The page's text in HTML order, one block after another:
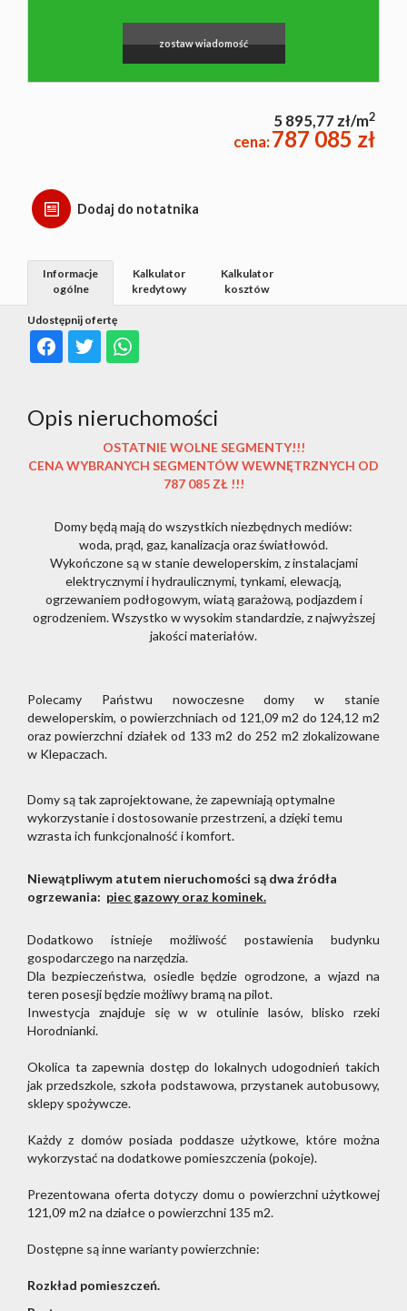
zostaw wiadomość
5 895,77 zł/m2
cena:787 085 zł
Dodaj do notatnika
Udostępnij ofertę
Informacje
ogólne
Kalkulator
kredytowy
Kalkulator
kosztów
Opis nieruchomości
OSTATNIE WOLNE SEGMENTY!!!
CENA WYBRANYCH SEGMENTÓW WEWNĘTRZNYCH OD
787 085 ZŁ !!!
Domy będą mają do wszystkich niezbędnych mediów:
woda, prąd, gaz, kanalizacja oraz światłowód.
Wykończone są w stanie deweloperskim, z instalacjami
elektrycznymi i hydraulicznymi, tynkami, elewacją,
ogrzewaniem podłogowym, wiatą garażową, podjazdem i
ogrodzeniem. Wszystko w wysokim standardzie, z najwyższej
jakości materiałów.
Polecamy Państwu nowoczesne domy w stanie
deweloperskim, o powierzchniach od 121,09 m2 do 124,12 m2
oraz powierzchni działek od 133 m2 do 252 m2 zlokalizowane
w Klepaczach.
Domy są tak zaprojektowane, że zapewniają optymalne
wykorzystanie i dostosowanie przestrzeni, a dzięki temu
wzrasta ich funkcjonalność i komfort.
Niewątpliwym atutem nieruchomości są dwa źródła
ogrzewania: piec gazowy oraz kominek.
Dodatkowo istnieje możliwość postawienia budynku
gospodarczego na narzędzia.
Dla bezpieczeństwa, osiedle będzie ogrodzone, a wjazd na
teren posesji będzie możliwy bramą na pilot.
Inwestycja znajduje się w w otulinie lasów, blisko rzeki
Horodnianki.
Okolica ta zapewnia dostęp do lokalnych udogodnień takich
jak przedszkole, szkoła podstawowa, przystanek autobusowy,
sklepy spożywcze.
Każdy z domów posiada poddasze użytkowe, które można
wykorzystać na dodatkowe pomieszczenia (pokoje).
Prezentowana oferta dotyczy domu o powierzchni użytkowej
121,09 m2 na działce o powierzchni 135 m2.
Dostępne są inne warianty powierzchnie:
Rozkład pomieszczeń.